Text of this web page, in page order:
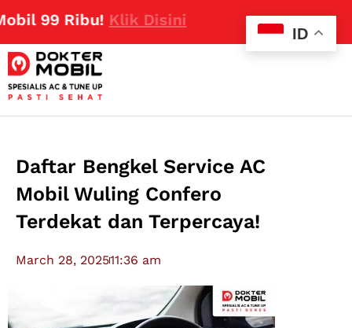
Ribu!Klik Disini
Daftar Bengkel Service AC
Mobil Wuling Confero
Terdekat dan Terpercaya!
March 28, 202511:36 am
ID